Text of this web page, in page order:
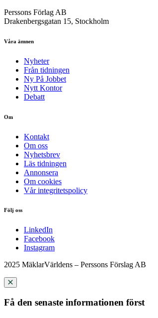
Perssons Förlag AB
Drakenbergsgatan 15, Stockholm
Våra ämnen
Nyheter
Från tidningen
Ny På Jobbet
Nytt Kontor
Debatt
Om
Kontakt
Om oss
Nyhetsbrev
Läs tidningen
Annonsera
Om cookies
Vår integritetspolicy
Följ oss
LinkedIn
Facebook
Instagram
2025 MäklarVärldens – Perssons Förslag AB
Få den senaste informationen först